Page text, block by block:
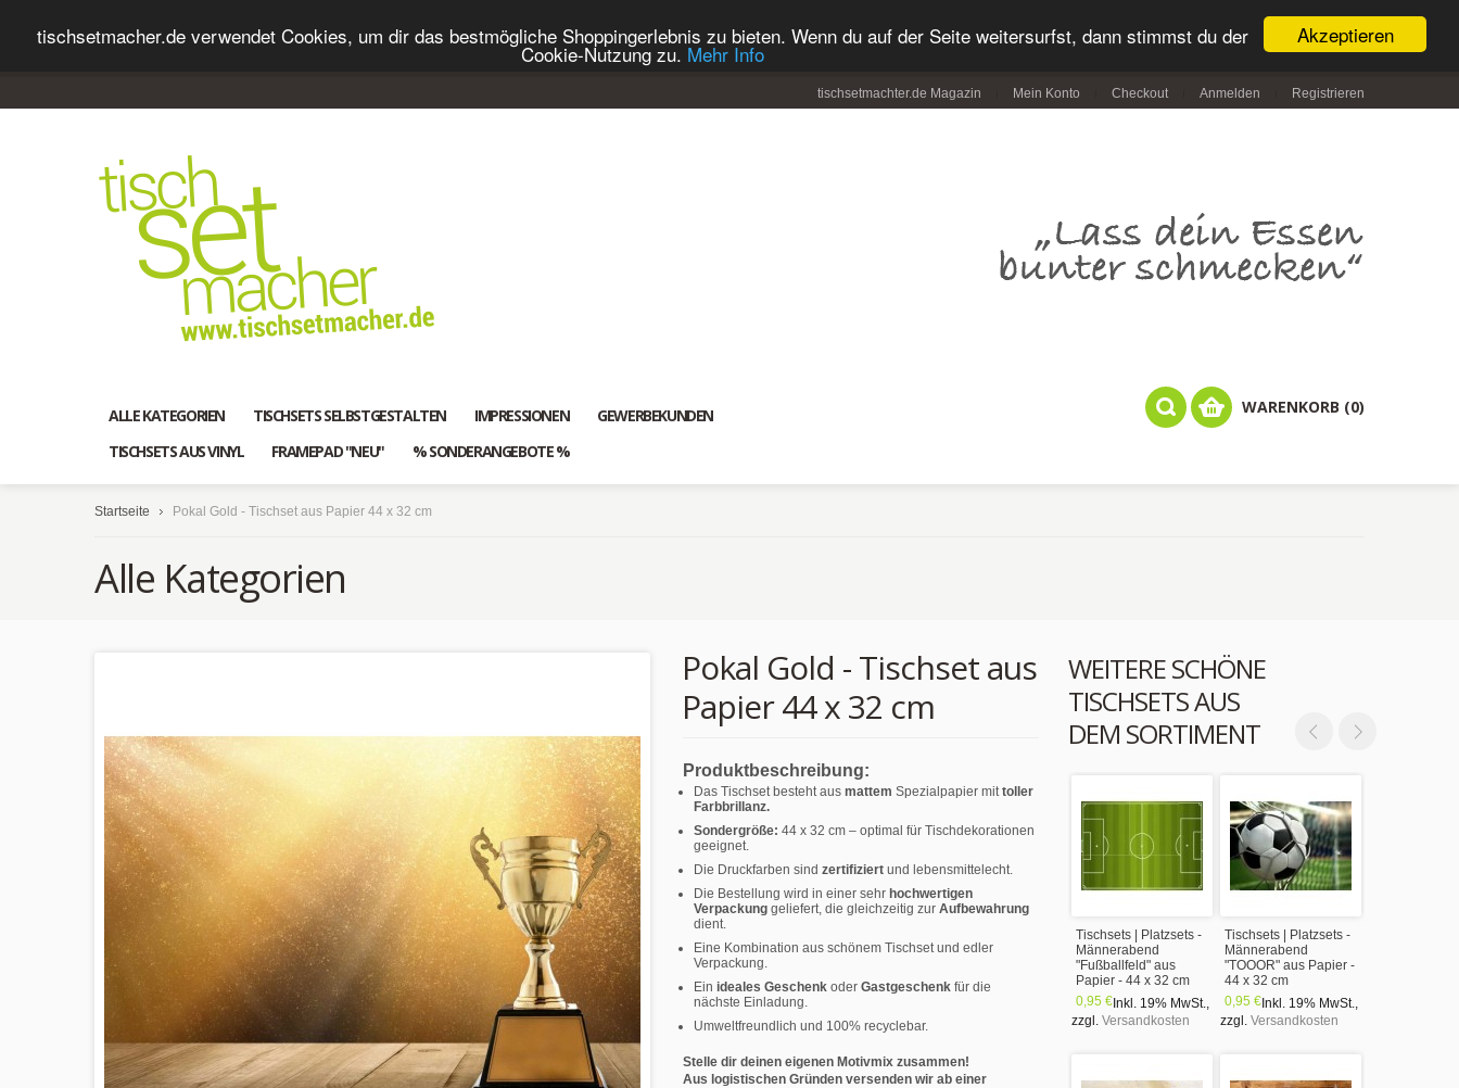
Akzeptieren
tischsetmacher.de verwendet Cookies, um dir das bestmögliche Shoppingerlebnis zu bieten. Wenn du auf der Seite weitersurfst, dann stimmst du der
Cookie-Nutzung zu. Mehr Info
tischsetmachter.de Magazin Mein Konto Checkout Anmelden Registrieren
ALLE KATEGORIEN TISCHSETS SELBSTGESTALTEN IMPRESSIONEN
GEWERBEKUNDEN
TISCHSETS AUS VINYL
FRAMEPAD "NEU" % SONDERANGEBOTE %
WARENKORB (0)
Startseite Pokal Gold - Tischset aus Papier 44 x 32 cm
Alle Kategorien
WEITERE SCHÖNE
TISCHSETS AUS
DEM SORTIMENT
Tischsets | Platzsets -
Männerabend
"Fußballfeld" aus
Papier - 44 x 32 cm
0,95 € Inkl. 19% MwSt.,
zzgl. Versandkosten
Tischsets | Platzsets -
Männerabend
"TOOOR" aus Papier -
44 x 32 cm
0,95 € Inkl. 19% MwSt.,
zzgl. Versandkosten
Pokal Gold - Tischset aus
Papier 44 x 32 cm
Produktbeschreibung:
Das Tischset besteht aus mattem Spezialpapier mittoller
Farbbrillanz.
Sondergröße: 44 x 32 cm – optimal für Tischdekorationen
geeignet.
Die Druckfarben sind zertifiziert und lebensmittelecht.
Die Bestellung wird in einer sehr hochwertigen
Verpackung geliefert, die gleichzeitig zur Aufbewahrung
dient.
Eine Kombination aus schönem Tischset und edler
Verpackung.
Ein ideales Geschenk oder Gastgeschenk für die
nächste Einladung.
Umweltfreundlich und 100% recyclebar.
Stelle dir deinen eigenen Motivmix zusammen!
Aus logistischen Gründen versenden wir ab einer